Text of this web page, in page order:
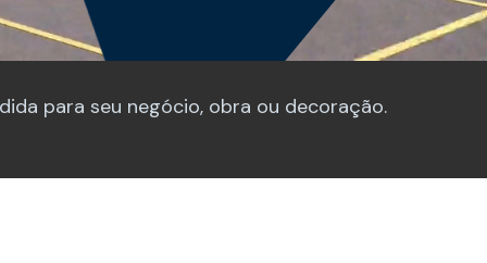
para seu negócio, obra ou decoração.